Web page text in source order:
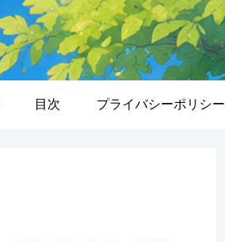
目次 プライバシーポリシー